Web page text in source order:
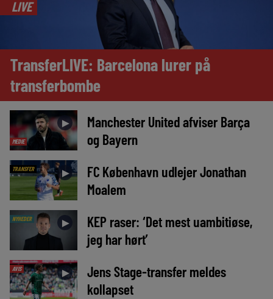
LIVE
TransferLIVE: Barcelona lurer på
transferbombe
MEDIE
►
Manchester United afviser Barça
og Bayern
TRANSFER ►
FC København udlejer Jonathan
Moalem
NYHEDER ►
KEP raser: ‘Det mest uambitiøse,
jeg har hørt’
AVIS ►
Jens Stage-transfer meldes
kollapset